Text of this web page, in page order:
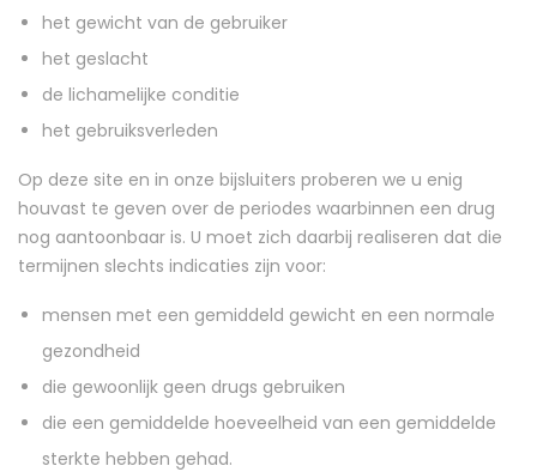
het gewicht van de gebruiker
het geslacht
de lichamelijke conditie
het gebruiksverleden
Op deze site en in onze bijsluiters proberen we u enig
houvast te geven over de periodes waarbinnen een drug
nog aantoonbaar is. U moet zich daarbij realiseren dat die
termijnen slechts indicaties zijn voor:
mensen met een gemiddeld gewicht en een normale
gezondheid
die gewoonlijk geen drugs gebruiken
die een gemiddelde hoeveelheid van een gemiddelde
sterkte hebben gehad.